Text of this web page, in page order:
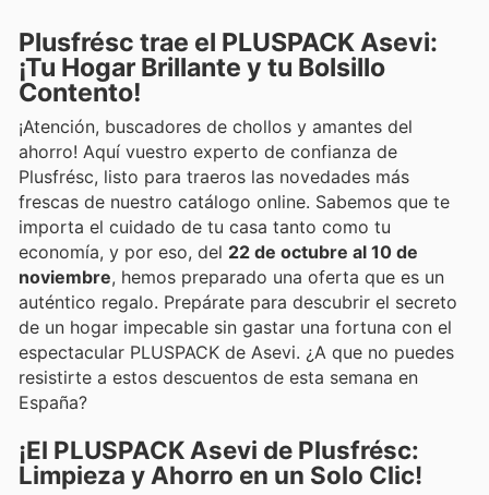
Plusfrésc trae el PLUSPACK Asevi:
¡Tu Hogar Brillante y tu Bolsillo
Contento!
¡Atención, buscadores de chollos y amantes del
ahorro! Aquí vuestro experto de confianza de
Plusfrésc, listo para traeros las novedades más
frescas de nuestro catálogo online. Sabemos que te
importa el cuidado de tu casa tanto como tu
economía, y por eso, del 22 de octubre al 10 de
noviembre, hemos preparado una oferta que es un
auténtico regalo. Prepárate para descubrir el secreto
de un hogar impecable sin gastar una fortuna con el
espectacular PLUSPACK de Asevi. ¿A que no puedes
resistirte a estos descuentos de esta semana en
España?
¡El PLUSPACK Asevi de Plusfrésc:
Limpieza y Ahorro en un Solo Clic!